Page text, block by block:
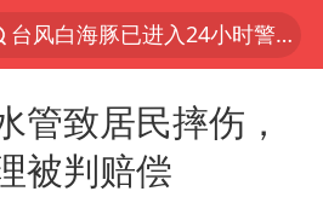
台风白海豚已进入24小时警戒线
四川宜宾高县4.9级地震致1死
管致居民摔伤，
被判赔偿